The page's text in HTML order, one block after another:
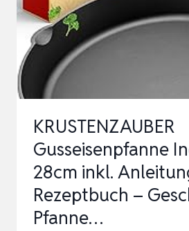
KRUSTENZAUBER
Gusseisenpfanne
28cm inkl.
Rezeptbuch –
Pfanne…